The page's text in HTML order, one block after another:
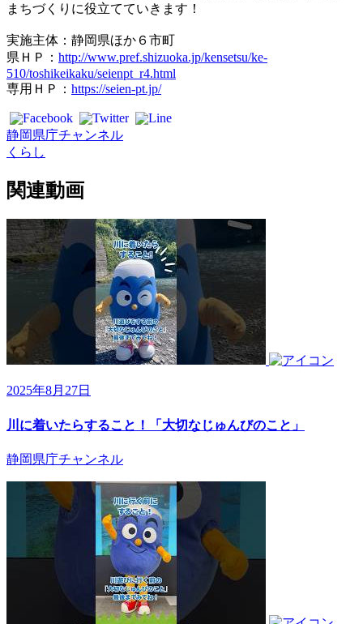
まちづくりに役立てていきます！
実施主体：静岡県ほか６市町
県ＨＰ： http://www.pref.shizuoka.jp/kensetsu/ke-
510/toshikeikaku/seienpt_r4.html
専用ＨＰ： https://seien-pt.jp/
静岡県庁チャンネル
くらし
関連動画
2025年8月27日
川に着いたらすること！「大切なじゅんびのこと」
静岡県庁チャンネル